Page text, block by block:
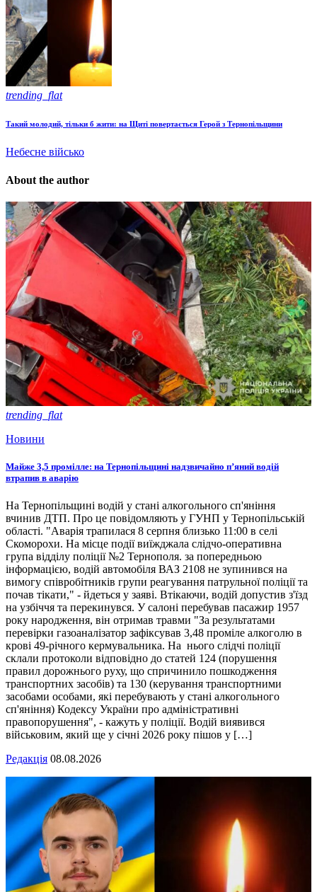
trending_flat
Такий молодий, тільки б жити: на Щиті повертається Герой з Тернопільщини
Небесне військо
About the author
trending_flat
Новини
Майже 3,5 промілле: на Тернопільщині надзвичайно п’яний водій
втрапив в аварію
На Тернопільщині водій у стані алкогольного сп'яніння
вчинив ДТП. Про це повідомляють у ГУНП у Тернопільській
області. "Аварія трапилася 8 серпня близько 11:00 в селі
Скоморохи. На місце події виїжджала слідчо-оперативна
група відділу поліції №2 Тернополя. за попередньою
інформацією, водій автомобіля ВАЗ 2108 не зупинився на
вимогу співробітників групи реагування патрульної поліції та
почав тікати," - йдеться у заяві. Втікаючи, водій допустив з'їзд
на узбіччя та перекинувся. У салоні перебував пасажир 1957
року народження, він отримав травми "За результатами
перевірки газоаналізатор зафіксував 3,48 проміле алкоголю в
крові 49-річного кермувальника. На нього слідчі поліції
склали протоколи відповідно до статей 124 (порушення
правил дорожнього руху, що спричинило пошкодження
транспортних засобів) та 130 (керування транспортними
засобами особами, які перебувають у стані алкогольного
сп'яніння) Кодексу України про адміністративні
правопорушення", - кажуть у поліції. Водій виявився
військовим, який ще у січні 2026 року пішов у […]
Редакція 08.08.2026